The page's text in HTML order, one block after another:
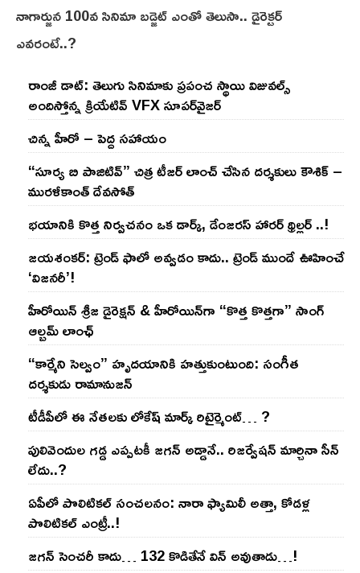
నాగార్జున 100వ సినిమా బడ్జెట్ ఎంతో తెలుసా.. డైరెక్టర్
ఎవరంటే..?
రాంజీ డాట్: తెలుగు సినిమాకు ప్రపంచ స్థాయి విజువల్స్
అందిస్తోన్న క్రియేటివ్ VFX సూపర్‌వైజర్
చిన్న హీరో – పెద్ద సహాయం
“సూర్య బి పాజిటివ్” చిత్ర టీజర్ లాంచ్ చేసిన‌ దర్శకులు కౌశిక్ –
మురళీకాంత్ దేవసోత్
భయానికి కొత్త నిర్వచనం ఒక డార్క్, డేంజరస్ హారర్ థ్రిల్లర్ ..!
జయశంకర్: ట్రెండ్‌ ఫాలో అవ్వడం కాదు.. ట్రెండ్‌ ముందే ఊహించే
‘విజనరీ’!
హీరోయిన్ శ్రీజ డైరెక్ష‌న్ & హీరోయిన్‌గా “కొత్త కొత్తగా” సాంగ్
ఆల్బమ్ లాంఛ్
“కార్మేని సెల్వం” హృదయానికి హత్తుకుంటుంది: సంగీత
దర్శకుడు రామానుజన్
టీడీపీలో ఈ నేత‌ల‌కు లోకేష్ మార్క్ రిటైర్మెంట్‌… ?
పులివెందుల గ‌డ్డ ఎప్ప‌ట‌కీ జ‌గ‌న్ అడ్డానే.. రిజ‌ర్వేష‌న్ మార్చినా సీన్
లేదు..?
ఏపీలో పొలిటిక‌ల్ సంచ‌ల‌నం: నారా ఫ్యామిలీ అత్తా, కోడ‌ళ్ల
పొలిటికల్ ఎంట్రీ..!
జ‌గ‌న్ సెంచ‌రీ కాదు… 132 కొడితేనే విన్ అవుతాడు…!